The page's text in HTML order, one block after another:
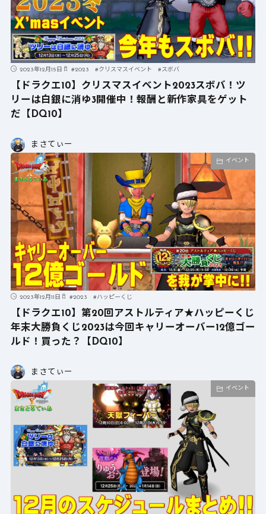
2023年12月15日 #2023 #クリスマスイベント #スボバ
【ドラクエ10】クリスマスイベント2023スボバ！ツ
リーは白銀に消ゆ3開催中！報酬と新作家具をゲット
だ【DQ10】
まさてぃー
イベント
2023年12月11日 #2023 #ハッピーくじ
【ドラクエ10】第20回アストルティア★ハッピーくじ
年末大勝負くじ2023は今回キャリーオーバー12億ゴー
ルド！買った？【DQ10】
まさてぃー
イベント